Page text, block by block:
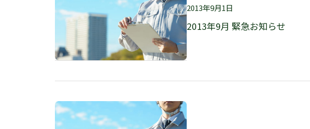
2013年9月1日
2013年9月 緊急お知らせ